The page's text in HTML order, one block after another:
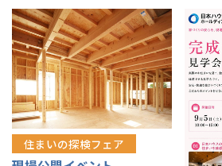
住まいの探検フェア